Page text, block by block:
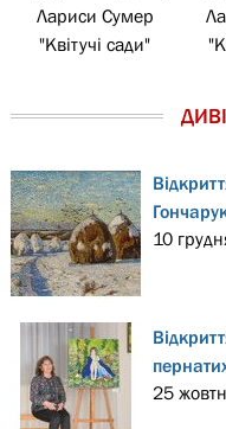
Лариси Сумер
"Квітучі сади"
10
25